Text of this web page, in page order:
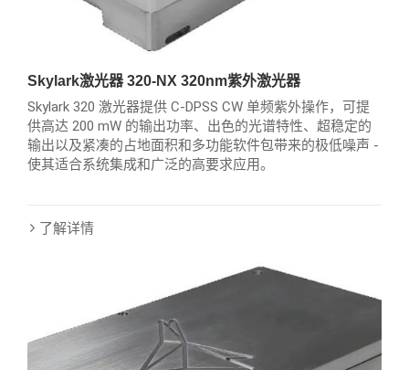
Skylark激光器 320-NX 320nm紫外激光器
Skylark 320 激光器提供 C-DPSS CW 单频紫外操作，可提
供高达 200 mW 的输出功率、出色的光谱特性、超稳定的
输出以及紧凑的占地面积和多功能软件包带来的极低噪声 -
使其适合系统集成和广泛的高要求应用。
了解详情